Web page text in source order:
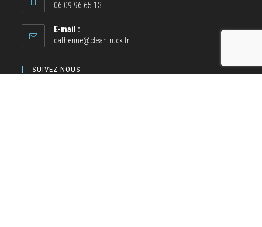
06 09 96 65 13
E-mail :
catherine@cleantruck.fr
SUIVEZ-NOUS